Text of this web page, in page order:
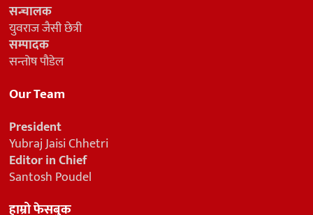
सन्चालक
युवराज जैसी छेत्री
सम्पादक
सन्तोष पौडेल
Our Team
President
Yubraj Jaisi Chhetri
Editor in Chief
Santosh Poudel
हाम्रो फेसबुक